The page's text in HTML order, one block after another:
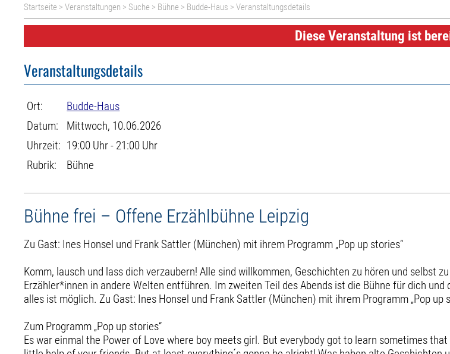
Startseite >Veranstaltungen > Suche > Bühne > Budde-Haus > Veranstaltungsdetails
Diese Veranstaltung ist
Veranstaltungsdetails
Ort:
Budde-Haus
Datum:
Mittwoch, 10.06.2026
Uhrzeit: 19:00 Uhr - 21:00 Uhr
Rubrik:
Bühne
Bühne frei – Offene Erzählbühne Leipzig
Zu Gast: Ines Honsel und Frank Sattler (München) mit ihrem Programm „Pop up stories“
Komm, lausch und lass dich verzaubern! Alle sind willkommen, Geschichten zu hören und selbst
Erzähler*innen in andere Welten entführen. Im zweiten Teil des Abends ist die Bühne für dich
alles ist möglich. Zu Gast: Ines Honsel und Frank Sattler (München) mit ihrem Programm „Pop up
Zum Programm „Pop up stories“
Es war einmal the Power of Love where boy meets girl. But everybody got to learn sometimes